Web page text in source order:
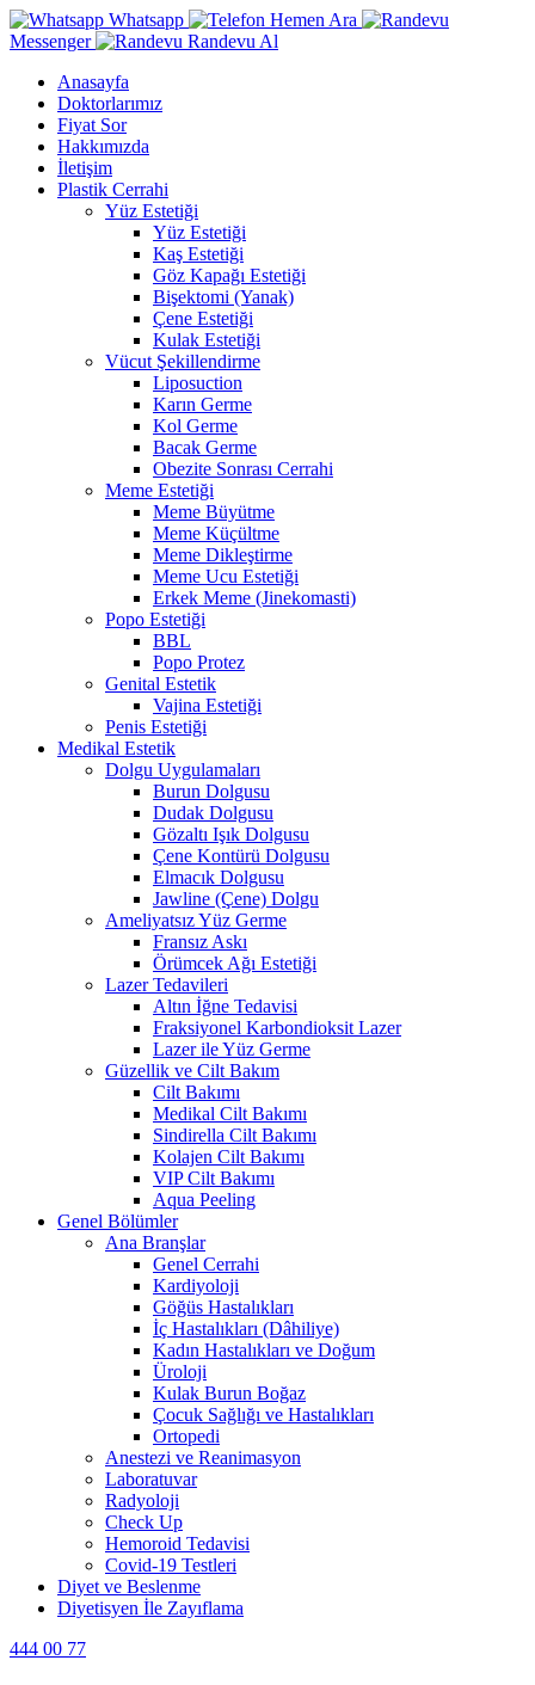
Whatsapp
Hemen Ara
Messenger
Randevu Al
Anasayfa
Doktorlarımız
Fiyat Sor
Hakkımızda
İletişim
Plastik Cerrahi
Yüz Estetiği
Yüz Estetiği
Kaş Estetiği
Göz Kapağı Estetiği
Bişektomi (Yanak)
Çene Estetiği
Kulak Estetiği
Vücut Şekillendirme
Liposuction
Karın Germe
Kol Germe
Bacak Germe
Obezite Sonrası Cerrahi
Meme Estetiği
Meme Büyütme
Meme Küçültme
Meme Dikleştirme
Meme Ucu Estetiği
Erkek Meme (Jinekomasti)
Popo Estetiği
BBL
Popo Protez
Genital Estetik
Vajina Estetiği
Penis Estetiği
Medikal Estetik
Dolgu Uygulamaları
Burun Dolgusu
Dudak Dolgusu
Gözaltı Işık Dolgusu
Çene Kontürü Dolgusu
Elmacık Dolgusu
Jawline (Çene) Dolgu
Ameliyatsız Yüz Germe
Fransız Askı
Örümcek Ağı Estetiği
Lazer Tedavileri
Altın İğne Tedavisi
Fraksiyonel Karbondioksit Lazer
Lazer ile Yüz Germe
Güzellik ve Cilt Bakım
Cilt Bakımı
Medikal Cilt Bakımı
Sindirella Cilt Bakımı
Kolajen Cilt Bakımı
VIP Cilt Bakımı
Aqua Peeling
Genel Bölümler
Ana Branşlar
Genel Cerrahi
Kardiyoloji
Göğüs Hastalıkları
İç Hastalıkları (Dâhiliye)
Kadın Hastalıkları ve Doğum
Üroloji
Kulak Burun Boğaz
Çocuk Sağlığı ve Hastalıkları
Ortopedi
Anestezi ve Reanimasyon
Laboratuvar
Radyoloji
Check Up
Hemoroid Tedavisi
Covid-19 Testleri
Diyet ve Beslenme
Diyetisyen İle Zayıflama
444 00 77